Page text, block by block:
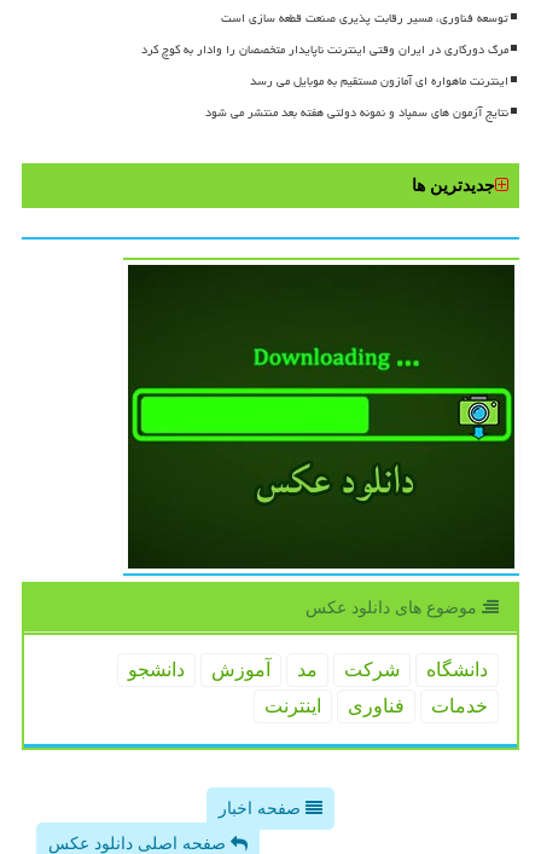
توسعه فناوری، مسیر رقابت پذیری صنعت قطعه سازی است
مرگ دورکاری در ایران وقتی اینترنت ناپایدار متخصصان را وادار به کوچ کرد
اینترنت ماهواره ای آمازون مستقیم به موبایل می رسد
نتایج آزمون های سمپاد و نمونه دولتی هفته بعد منتشر می شود
جدیدترین ها
موضوع های دانلود عكس
دانشگاه شركت مد آموزش
دانشجو
خدمات
فناوری اینترنت
صفحه اخبار
صفحه اصلی دانلود عکس